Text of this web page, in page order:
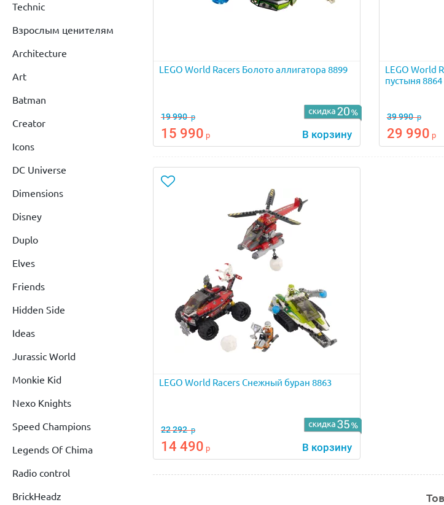
Technic
Взрослым ценителям
Architecture
Art
Batman
Creator
Icons
DC Universe
Dimensions
Disney
Duplo
Elves
Friends
Hidden Side
Ideas
Jurassic World
Monkie Kid
Nexo Knights
Speed Champions
Legends Of Chima
Radio control
BrickHeadz
LEGO World Racers Болото аллигатора 8899
19 990р
15 990 р В корзину
LEGO World
пустыня 8864
39 990р
29 990 р
LEGO World Racers Снежный буран 8863
22 292р
14 490 р В корзину